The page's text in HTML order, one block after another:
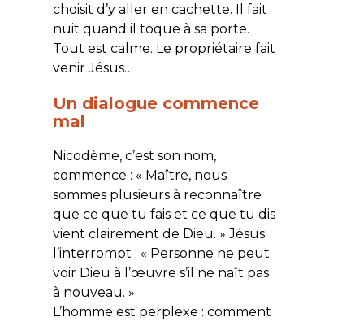
choisit d’y aller en cachette. Il fait
nuit quand il toque à sa porte.
Tout est calme. Le propriétaire fait
venir Jésus…
Un dialogue commence
mal
Nicodème, c’est son nom,
commence : « Maître, nous
sommes plusieurs à reconnaître
que ce que tu fais et ce que tu dis
vient clairement de Dieu. » Jésus
l’interrompt : « Personne ne peut
voir Dieu à l’œuvre s’il ne naît pas
à nouveau. »
L’homme est perplexe : comment